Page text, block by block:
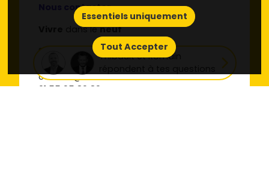
Thibault et Romain
Nous contacter
dans leneuf
3 boulevard du Palais
contact@vivredansleneuf.fr
01 55 95 89 89
Essentiels uniquement
Tout Accepter